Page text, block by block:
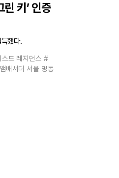
키’ 인증
했다.
드 레지던스 #
배서더 서울 명동